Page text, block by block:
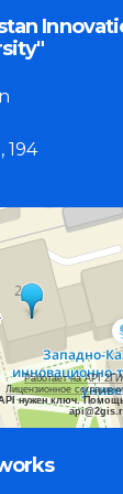
194
Работает на API
Лицензионное
нужен ключ.